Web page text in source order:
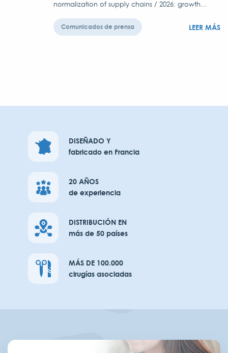
normalization of supply chains / 2026: growth...
Comunicados de prensa LEER MÁS
DISEÑADO Y
fabricado en Francia
20 AÑOS
de experiencia
DISTRIBUCIÓN EN
más de 50 países
MÁS DE 100.000
cirugías asociadas